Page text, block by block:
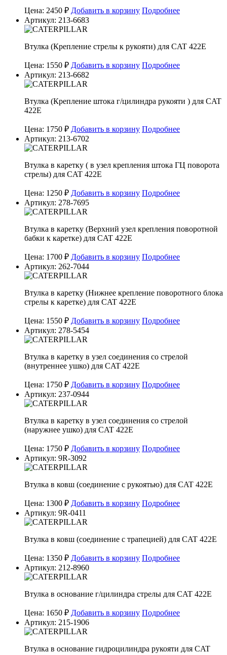
Цена: 2450 ₽ Добавить в корзину Подробнее
Артикул: 213-6683
Втулка (Крепление стрелы к рукояти) для CAT 422E
Цена: 1550 ₽ Добавить в корзину Подробнее
Артикул: 213-6682
Втулка (Крепление штока г/цилиндра рукояти ) для CAT
422E
Цена: 1750 ₽ Добавить в корзину Подробнее
Артикул: 213-6702
Втулка в каретку ( в узел крепления штока ГЦ поворота
стрелы) для CAT 422E
Цена: 1250 ₽ Добавить в корзину Подробнее
Артикул: 278-7695
Втулка в каретку (Верхний узел крепления поворотной
бабки к каретке) для CAT 422E
Цена: 1700 ₽ Добавить в корзину Подробнее
Артикул: 262-7044
Втулка в каретку (Нижнее крепление поворотного блока
стрелы к каретке) для CAT 422E
Цена: 1550 ₽ Добавить в корзину Подробнее
Артикул: 278-5454
Втулка в каретку в узел соединения со стрелой
(внутреннее ушко) для CAT 422E
Цена: 1750 ₽ Добавить в корзину Подробнее
Артикул: 237-0944
Втулка в каретку в узел соединения со стрелой
(наружнее ушко) для CAT 422E
Цена: 1750 ₽ Добавить в корзину Подробнее
Артикул: 9R-3092
Втулка в ковш (соединение с рукоятью) для CAT 422E
Цена: 1300 ₽ Добавить в корзину Подробнее
Артикул: 9R-0411
Втулка в ковш (соединение с трапецией) для CAT 422E
Цена: 1350 ₽ Добавить в корзину Подробнее
Артикул: 212-8960
Втулка в основание г/цилиндра стрелы для CAT 422E
Цена: 1650 ₽ Добавить в корзину Подробнее
Артикул: 215-1906
Втулка в основание гидроцилиндра рукояти для CAT